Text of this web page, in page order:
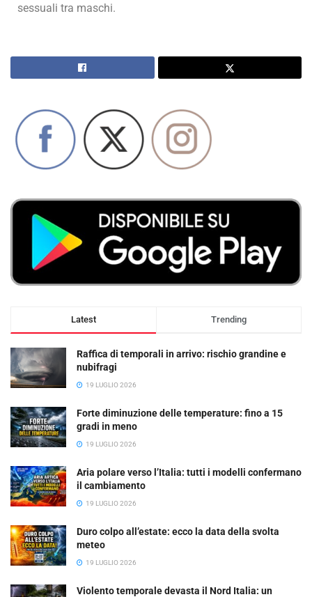
sessuali tra maschi.
Latest Trending
Raffica di temporali in arrivo: rischio grandine e
nubifragi
19 LUGLIO 2026
Forte diminuzione delle temperature: fino a 15
gradi in meno
19 LUGLIO 2026
Aria polare verso l’Italia: tutti i modelli confermano
il cambiamento
19 LUGLIO 2026
Duro colpo all’estate: ecco la data della svolta
meteo
19 LUGLIO 2026
Violento temporale devasta il Nord Italia: un